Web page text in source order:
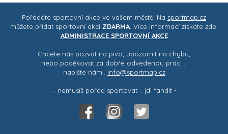
Pořádáte sportovní akce ve vašem městě. Na sportmap.cz
můžete přidat sportovní akci ZDARMA . Více informací získáte zde:
ADMINISTRACE SPORTOVNÍ AKCE
Chcete nás pozvat na pivo, upozornit na chybu,
nebo poděkovat za dobře odvedenou práci ..
napište nám.. info@sportmap.cz
– nemusíš pořád sportovat .. jdi fandit -